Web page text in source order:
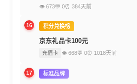
👁 673💬 0⏰ 384天前
16 积分兑换榜
京东礼品卡100元
充值卡 👁 668💬 0⏰ 1018天前
17 标准品牌